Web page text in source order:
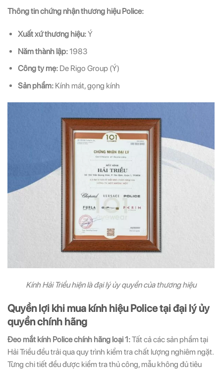
Thông tin chứng nhận thương hiệu Police:
Xuất xứ thương hiệu:Ý
Năm thành lập:1983
Công ty mẹ:De Rigo Group (Ý)
Sản phẩm:Kính mát, gọng kính
Kính Hải Triều hiện là đại lý ủy quyền của thương hiệu
Quyền lợi khi mua kính hiệu Police tại đại lý ủy
quyền chính hãng
Đeo mắt kính Police chính hãng loại 1:Tất cả các sản phẩm tại
Hải Triều đều trải qua quy trình kiểm tra chất lượng nghiêm ngặt.
Từng chi tiết đều được kiểm tra thủ công, mẫu không đủ tiêu